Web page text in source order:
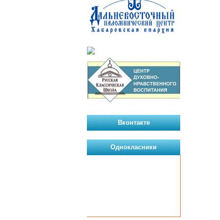
Вконтакте
Однокласники